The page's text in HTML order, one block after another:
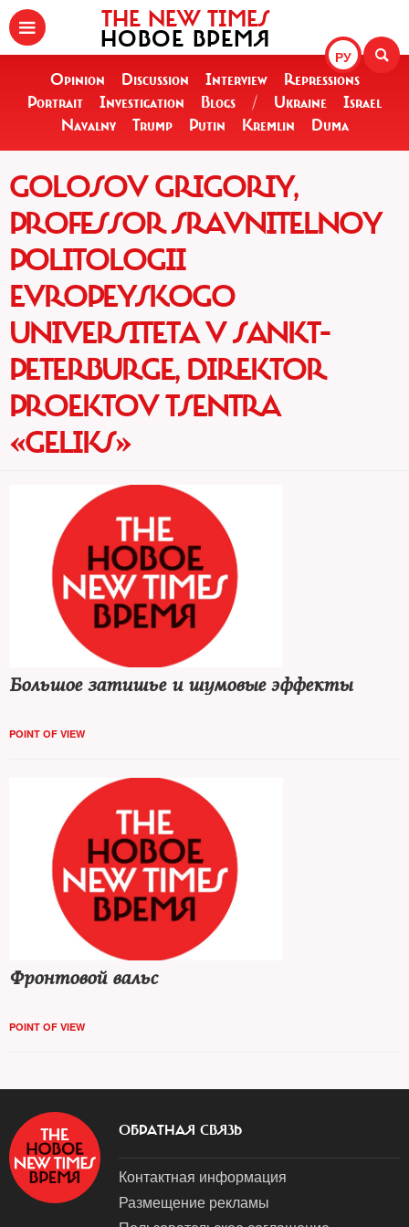
РУ
THE NEW TIMES
НОВОЕ ВРЕМЯ
Opinion Discussion Interview
Repressions
Portrait
Investigation Blogs / Ukraine
Israel
Navalny
Trump Putin Kremlin Duma
GOLOSOV GRIGORIY,
PROFESSOR SRAVNITELNOY
POLITOLOGII
EVROPEYSKOGO
UNIVERSITETA V SANKT-
PETERBURGE, DIREKTOR
PROEKTOV TSENTRA
«GELIKS»
Большое затишье и шумовые эффекты
POINT OF VIEW
Фронтовой вальс
POINT OF VIEW
ОБРАТНАЯ СВЯЗЬ
Контактная информация
Размещение рекламы